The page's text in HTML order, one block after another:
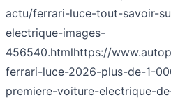
actu/ferrari-luce-tout-savoir-
electrique-images-
456540.htmlhttps://
ferrari-luce-2026-plus-de-1-
premiere-voiture-electrique-